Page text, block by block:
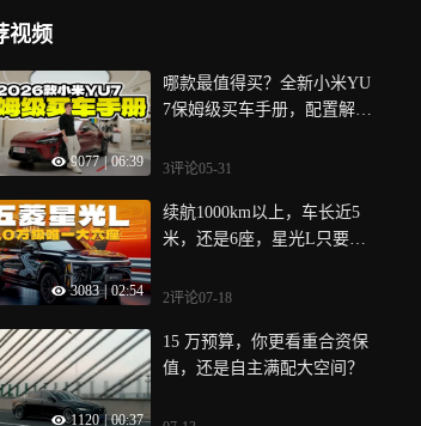
视频
9077 | 06:39
哪款最值得买？全新小米YU
7保姆级买车手册，配置解析
3评论05-31
3083 | 02:54
续航1000km以上，车长近5
米，还是6座，星光L只要10
2评论07-18
1120 00:37
15 万预算，你更看重合资保
值，还是自主满配大空间？